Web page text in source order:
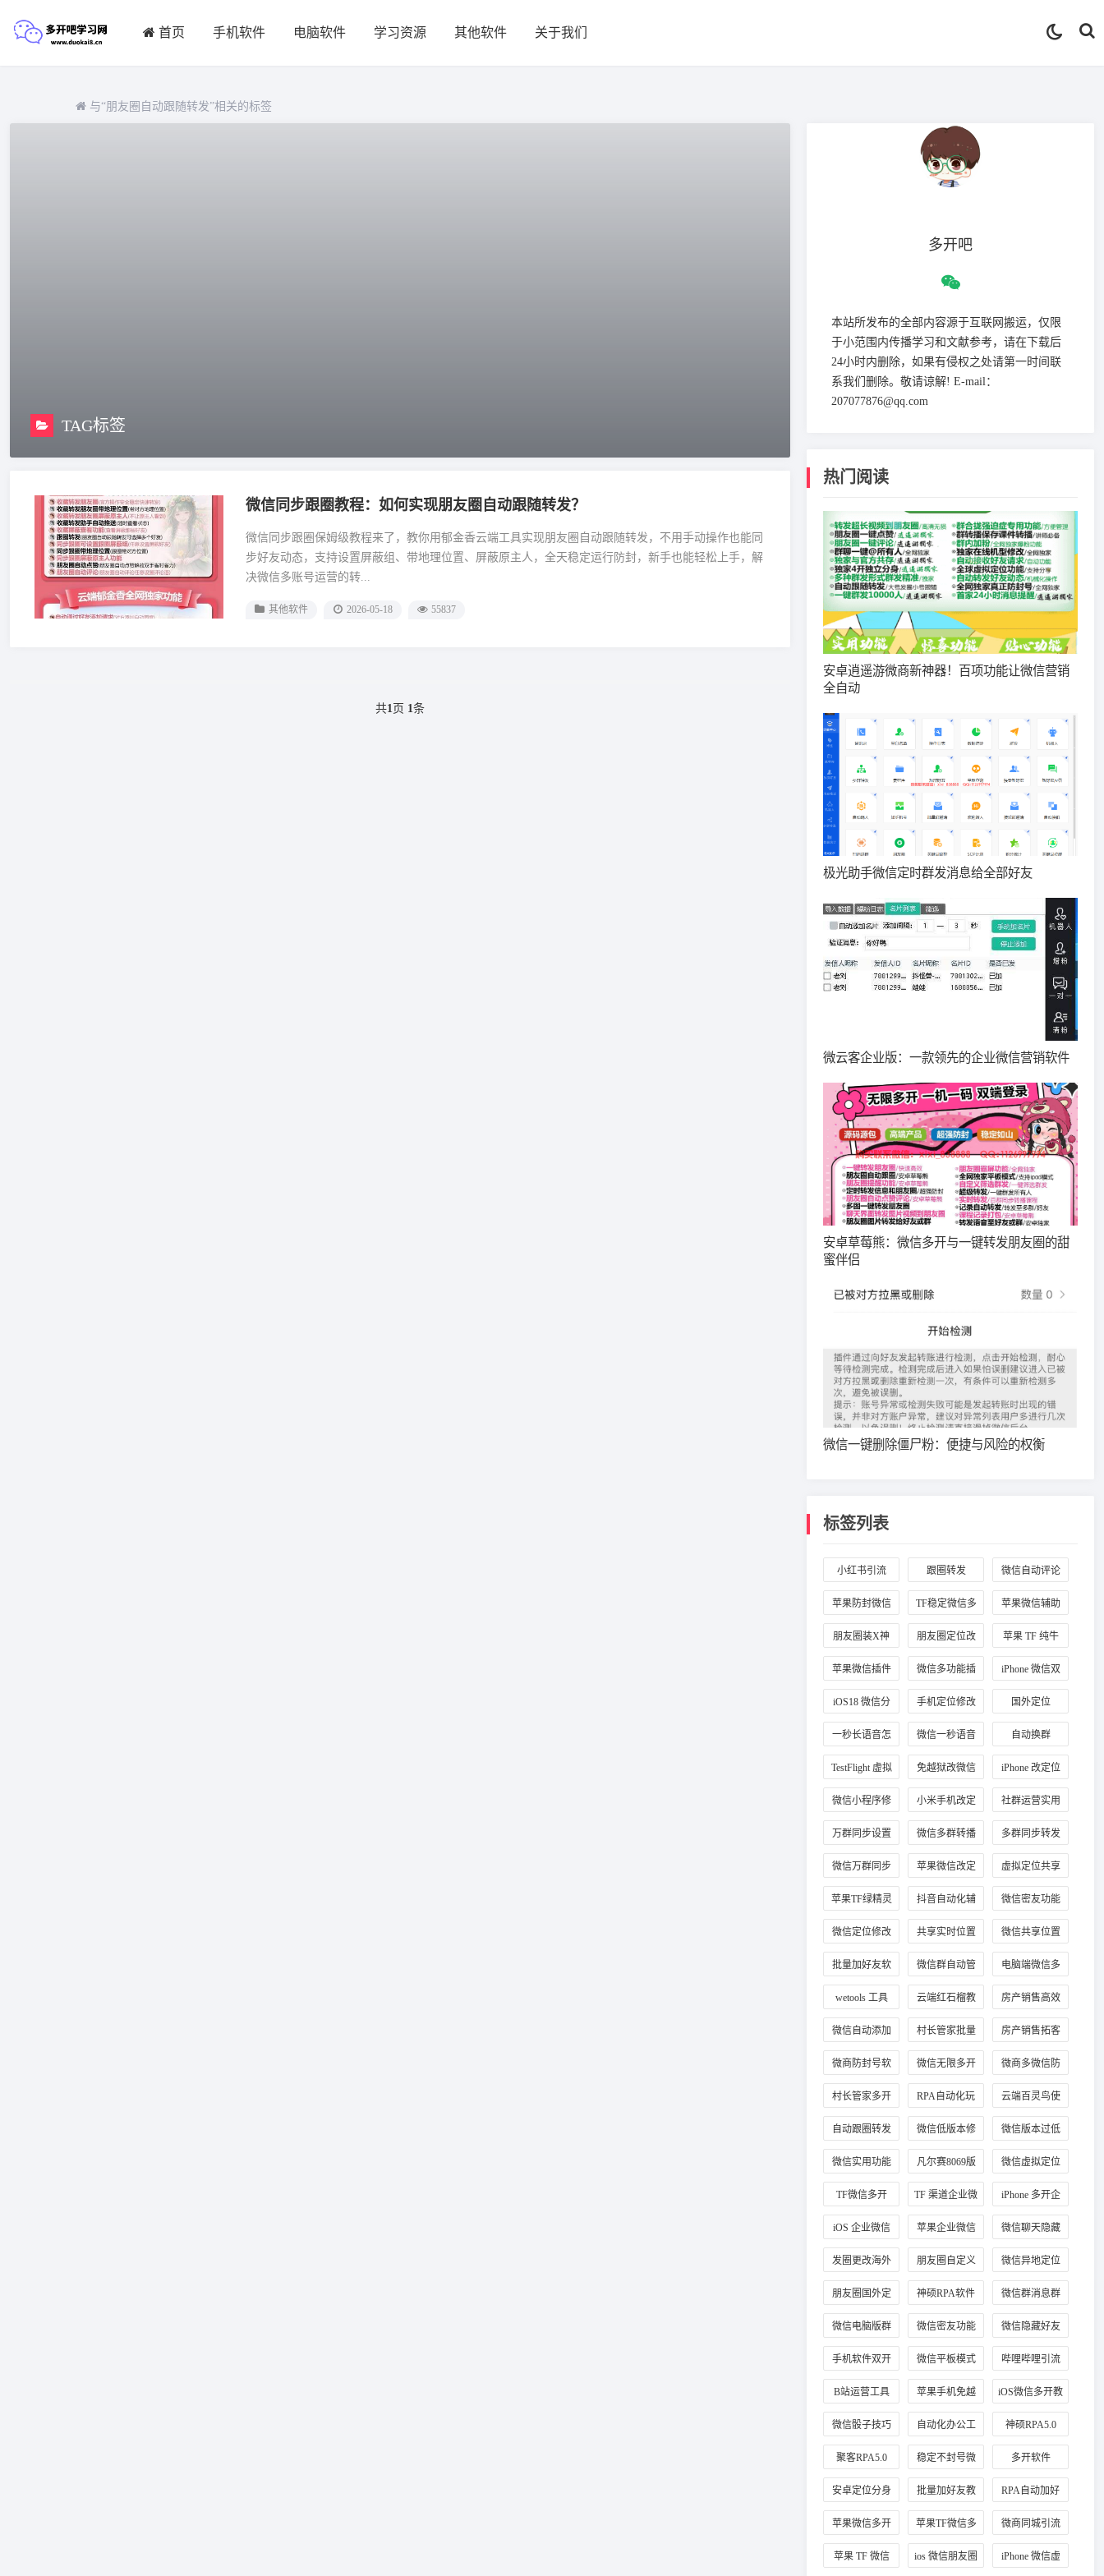
首页 手机软件 电脑软件 学习资源 其他软件 关于我们
与“朋友圈自动跟随转发”相关的标签
TAG标签
微信同步跟圈教程：如何实现朋友圈自动跟随转发？
微信同步跟圈保姆级教程来了，教你用郁金香云端工具实现朋友圈自动跟随转发，不用手动操作也能同
步好友动态，支持设置屏蔽组、带地理位置、屏蔽原主人，全天稳定运行防封，新手也能轻松上手，解
决微信多账号运营的转...
其他软件 2026-05-18 55837
共1页 1条
多开吧
本站所发布的全部内容源于互联网搬运，仅限
于小范围内传播学习和文献参考，请在下载后
24小时内删除，如果有侵权之处请第一时间联
系我们删除。敬请谅解! E-mail：
207077876@qq.com
热门阅读
安卓逍遥游微商新神器！百项功能让微信营销
全自动​
极光助手微信定时群发消息给全部好友
微云客企业版：一款领先的企业微信营销软件
安卓草莓熊：微信多开与一键转发朋友圈的甜
蜜伴侣
微信一键删除僵尸粉：便捷与风险的权衡
标签列表
小红书引流 跟圈转发 微信自动评论
苹果防封微信
插件
TF稳定微信多
开
苹果微信辅助
朋友圈装X神
器
朋友圈定位改
国外
苹果 TF 纯牛
马
苹果微信插件
推荐
微信多功能插
件
iPhone 微信双
开
iOS18 微信分
身
手机定位修改 国外定位
一秒长语音怎 微信一秒语音 自动换群
TestFlight 虚拟
定位
免越狱改微信
定位
iPhone 改定位
微信小程序修
改定位
小米手机改定
位
社群运营实用
工具
万群同步设置
教程
微信多群转播 多群同步转发
微信万群同步 苹果微信改定
位
虚拟定位共享
位置
苹果TF绿精灵 抖音自动化辅
助工具
微信密友功能
使用
微信定位修改
方法
共享实时位置
修改技巧
微信共享位置
改定位
批量加好友软 微信群自动管 电脑端微信多
开
wetools 工具 云端红石榴教
程
房产销售高效
加客源
微信自动添加
客户好友
村长管家批量
加手机号
房产销售拓客
工具
微商防封号软
件推荐
微信无限多开
正版
微商多微信防
封工具
村长管家多开 RPA自动化玩
法
云端百灵鸟使
用教程
自动跟圈转发
技巧
微信低版本修
复教程
微信版本过低
登录
微信实用功能
插件
凡尔赛8069版
本
微信虚拟定位
工具
TF微信多开 TF 渠道企业微
信分身
iPhone 多开企
业微信
iOS 企业微信
多开教程
苹果企业微信
分身
微信聊天隐藏
方法
发圈更改海外
定位方法
朋友圈自定义
海外地址
微信异地定位
修改
朋友圈国外定
位教程
神硕RPA软件
应用
微信群消息群
发教程
微信电脑版群
发
微信密友功能
介绍
微信隐藏好友
教程
手机软件双开 微信平板模式 哔哩哔哩引流
技巧
B站运营工具 苹果手机免越
狱玩法
iOS微信多开教
微信骰子技巧 自动化办公工
具
神硕RPA5.0
聚客RPA5.0 稳定不封号微
信多开
多开软件
安卓定位分身 批量加好友教
程
RPA自动加好
友
苹果微信多开
稳定版
苹果TF微信多
开
微商同城引流
定位技巧
苹果 TF 微信 ios 微信朋友圈 iPhone 微信虚